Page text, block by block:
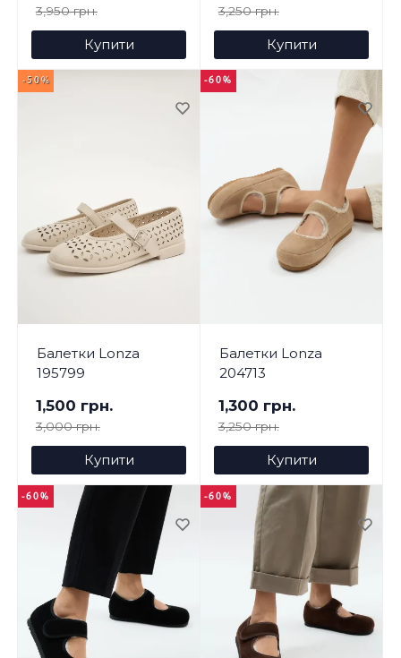
3,950 грн.
Купити
3,250 грн.
Купити
-50%
Балетки Lonza
195799
1,500 грн.
3,000 грн.
Купити
-60%
Балетки Lonza
204713
1,300 грн.
3,250 грн.
Купити
-60% -60%